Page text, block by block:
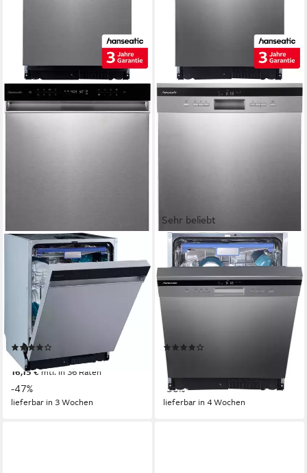
HANSEATIC
Unterbaugeschirrspüler
HGU6082B14U7709WS
60 x 82 x 57 cm
Unterbaugerät
41 dB(A)
Produktdatenblatt
449,99 € UVP 849,99 €
16,15 €mtl. in 36 Raten
-47%
lieferbar in 3 Wochen
Sehr beliebt
HANSEATIC
Unterbaugeschirrspüler
HGU6082C14T7735EI
59,8 x 81,5 x 60 cm B/H/T
Produktdatenblatt
349,99 €
17,38 €
-30%
lieferbar in 4 Wochen